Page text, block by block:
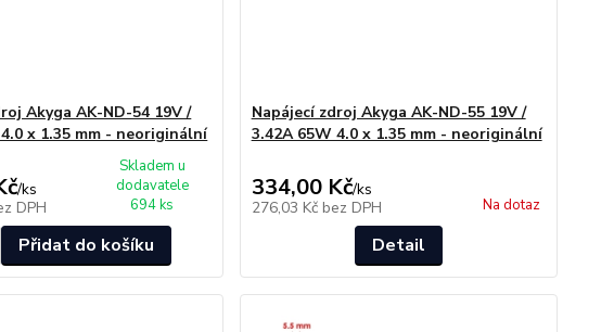
Akyga AK-ND-54 19V /
x 1.35 mm - neoriginální
/ks
DPH
Skladem u
dodavatele
694 ks
Přidat do košíku
Napájecí zdroj Akyga AK-ND-55 19V /
3.42A 65W 4.0 x 1.35 mm - neoriginální
334,00 Kč/ks
276,03 Kč bez DPH Na dotaz
Detail